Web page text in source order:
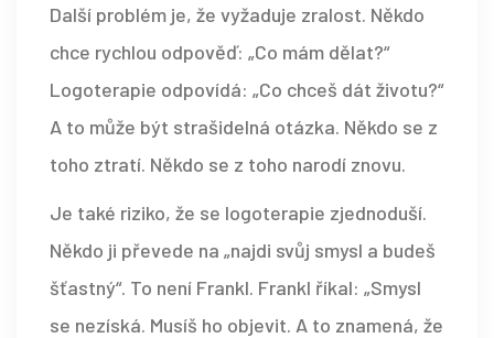
Další problém je, že vyžaduje zralost. Někdo
chce rychlou odpověď: „Co mám dělat?“
Logoterapie odpovídá: „Co chceš dát životu?“
A to může být strašidelná otázka. Někdo se z
toho ztratí. Někdo se z toho narodí znovu.
Je také riziko, že se logoterapie zjednoduší.
Někdo ji převede na „najdi svůj smysl a budeš
šťastný“. To není Frankl. Frankl říkal: „Smysl
se nezíská. Musíš ho objevit. A to znamená, že